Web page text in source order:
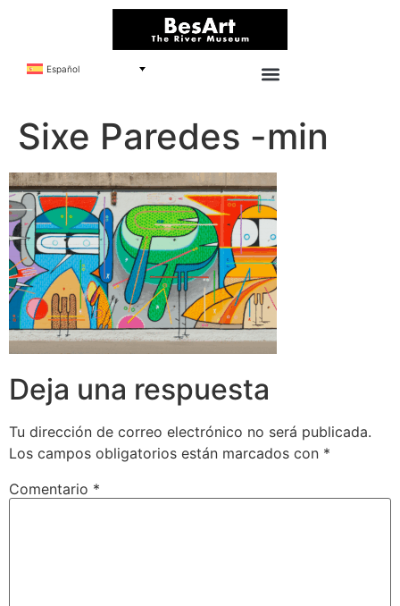
Español
Sixe Paredes -min
Deja una respuesta
Tu dirección de correo electrónico no será publicada.
Los campos obligatorios están marcados con *
Comentario *